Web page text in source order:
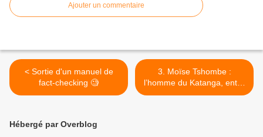
Ajouter un commentaire
< Sortie d'un manuel de
fact-checking 🧐
3. Moïse Tshombe :
l’homme du Katanga, entre
ambition régionale et
Hébergé par Overblog